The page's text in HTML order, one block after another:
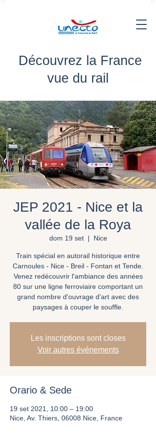
Découvrez la France
vue du rail
JEP 2021 - Nice et la
vallée de la Roya
dom 19 set
  |
Nice
Train spécial en autorail historique entre
Carnoules - Nice - Breil - Fontan et Tende.
Venez redécouvrir l'ambiance des années
80 sur une ligne ferroviaire comportant un
grand nombre d'ouvrage d'art avec des
paysages à couper le souffle.
Les inscriptions sont closes
Voir autres événements
Orario & Sede
19 set 2021, 10:00 – 19:00
Nice, Av. Thiers, 06008 Nice, France